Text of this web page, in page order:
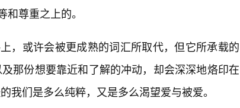
和尊重之上的。
，或许会被更成熟的词汇所取代，但它所承载的
那份想要靠近和了解的冲动，却会深深地烙印在
我们是多么纯粹，又是多么渴望爱与被爱。